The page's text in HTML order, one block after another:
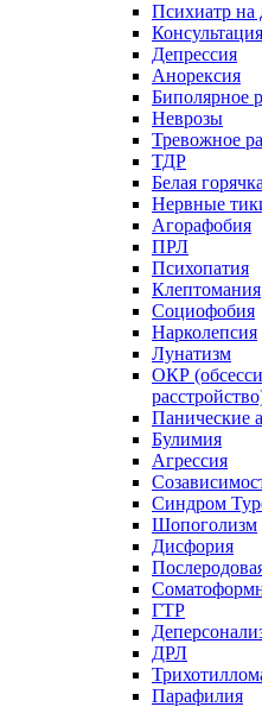
Психиатр на
Депрессия
Анорексия
Биполярное
Неврозы
Тревожное
ТДР
Белая горячка
Нервные
Агорафобия
ПРЛ
Психопатия
Клептомания
Социофобия
Нарколепсия
Лунатизм
ОКР
Панические
Булимия
Агрессия
Синдром
Шопоголизм
Дисфория
ГТР
ДРЛ
Парафилия